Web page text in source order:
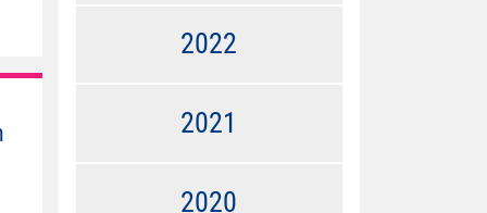
2022
2021
2020